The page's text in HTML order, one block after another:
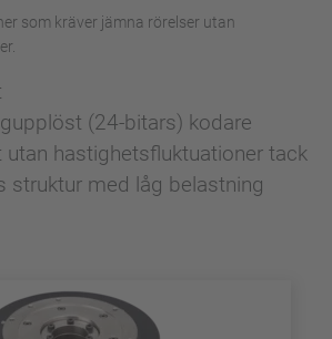
som kräver jämna rörelser utan
(24-bitars) kodare
utan hastighetsfluktuationer tack
struktur med låg belastning